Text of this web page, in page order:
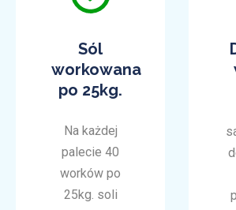
Sól
workowana
po 25kg.
Na każdej
palecie 40
worków po
25kg. soli